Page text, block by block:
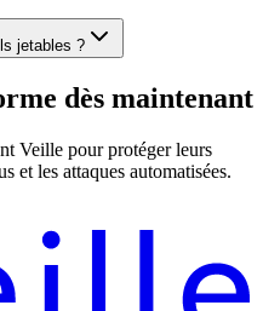
jetables ?
dès maintenant
Veille pour protéger leurs
et les attaques automatisées.